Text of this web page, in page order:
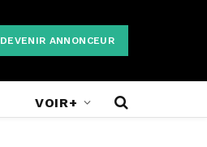
DEVENIR ANNONCEUR
VOIR+